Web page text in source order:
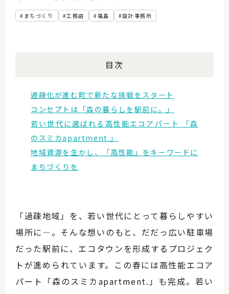
まちづくり 工務店 福島 設計事務所
目次
過疎化が進む町で新たな挑戦をスタート
コンセプトは「森の暮らしを駅前に。」
若い世代に選ばれる高性能エコアパート 「森
のスミカapartment.」
地域資源を生かし、「高性能」をキーワードに
まちづくりを
「過疎地域」を、若い世代にとって暮らしやすい
場所に―。そんな想いのもと、だだっ広い駐車場
だった駅前に、エコタウンを形成するプロジェク
トが進められています。この春には高性能エコア
パート「森のスミカapartment.」も完成。若い